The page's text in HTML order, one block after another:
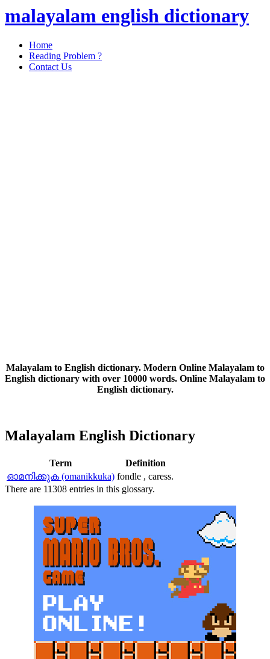
malayalam english dictionary
Home
Reading Problem ?
Contact Us
Malayalam to English dictionary. Modern Online Malayalam to
English dictionary with over 10000 words. Online Malayalam to
English dictionary.
Malayalam English Dictionary
Term
Definition
ഓമനിക്കുക (omanikkuka) fondle , caress.
There are 11308 entries in this glossary.